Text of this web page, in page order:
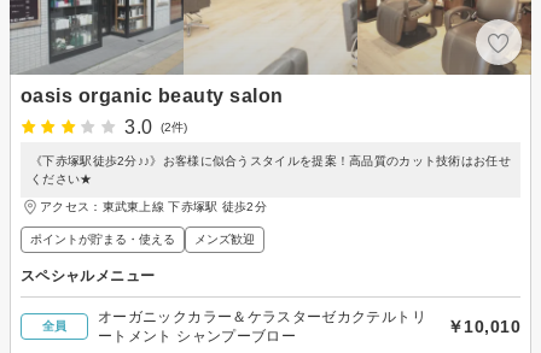
oasis organic beauty salon
3.0
(2件)
《下赤塚駅徒歩2分♪♪》お客様に似合うスタイルを提案！高品質のカット技術はお任せ
ください★
アクセス：東武東上線 下赤塚駅 徒歩2分
ポイントが貯まる・使える メンズ歓迎
スペシャルメニュー
全員
オーガニックカラー＆ケラスターゼカクテルトリ
ートメント シャンプーブロー
￥10,010